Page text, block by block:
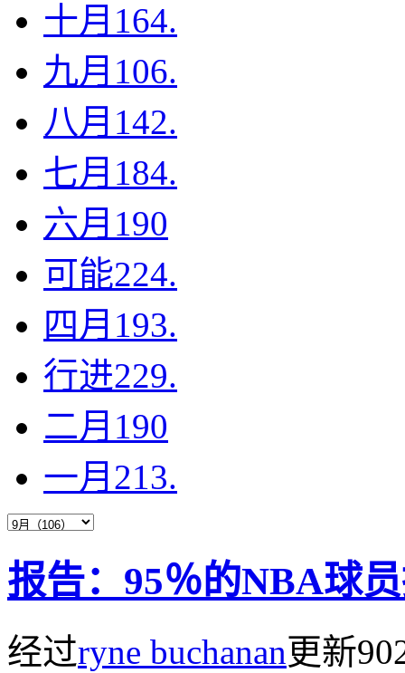
十月 164.
九月 106.
八月 142.
七月 184.
六月 190
可能224.
四月 193.
行进229.
二月 190
一月 213.
报告：95％的NBA球
经过ryne buchanan更新